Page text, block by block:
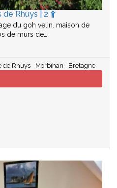
de Rhuys | 2
du goh velin. maison de
de murs de…
de Rhuys Morbihan Bretagne